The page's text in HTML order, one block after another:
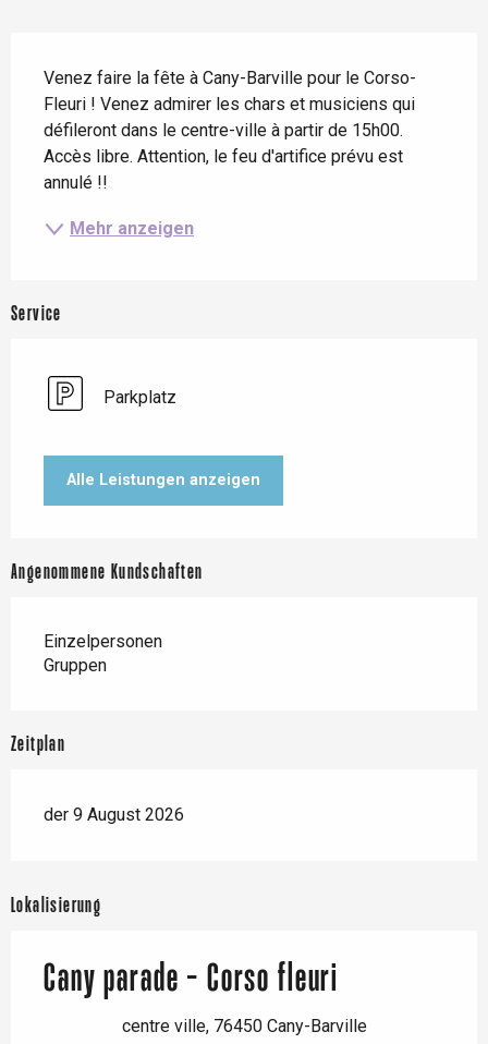
Venez faire la fête à Cany-Barville pour le Corso-
Fleuri ! Venez admirer les chars et musiciens qui
défileront dans le centre-ville à partir de 15h00.
Accès libre. Attention, le feu d'artifice prévu est
annulé !!
Mehr anzeigen
Service
Parkplatz
Alle Leistungen anzeigen
Angenommene Kundschaften
Einzelpersonen
Gruppen
Zeitplan
der 9 August 2026
Lokalisierung
Cany parade - Corso fleuri
centre ville, 76450 Cany-Barville